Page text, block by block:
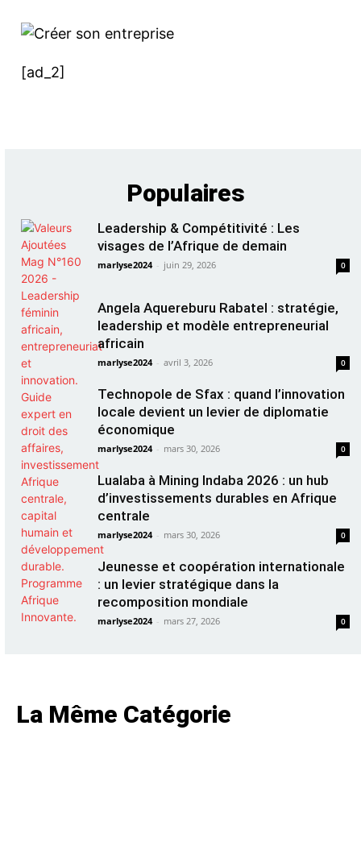
[ad_2]
Populaires
Leadership & Compétitivité : Les
visages de l’Afrique de demain
marlyse2024 - juin 29, 2026 0
Angela Aquereburu Rabatel : stratégie,
leadership et modèle entrepreneurial
africain
marlyse2024 - avril 3, 2026 0
Technopole de Sfax : quand l’innovation
locale devient un levier de diplomatie
économique
marlyse2024 - mars 30, 2026 0
Lualaba à Mining Indaba 2026 : un hub
d’investissements durables en Afrique
centrale
marlyse2024 - mars 30, 2026 0
Jeunesse et coopération internationale
: un levier stratégique dans la
recomposition mondiale
marlyse2024 - mars 27, 2026 0
La Même Catégorie